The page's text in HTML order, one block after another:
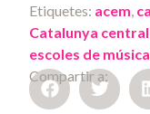
Etiquetes: acem
Catalunya central
escoles de música
Compartir a: